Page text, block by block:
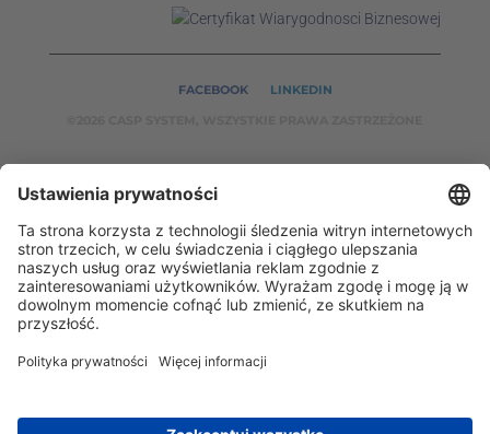
FACEBOOK
LINKEDIN
CASPSYSTEM.PL
AUTOMATYKA24.PL
WZORCENDT.P
L
BINAR24.PL EH24.PL
CASP System – Twój partner w dziedzinie Badań
2002 - 2026 © CopyrightCASP System/Polityka